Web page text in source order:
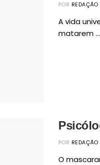
POR REDAÇÃO
A vida
matarem ...
POR REDAÇÃO
O